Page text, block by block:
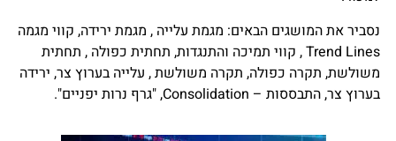
נסביר את המושגים הבאים: מגמת עלייה , מגמת ירידה, קווי מגמה
Trend Lines , קווי תמיכה והתנגדות, תחתית כפולה , תחתית
משולשת, תקרה כפולה, תקרה משולשת , עלייה בערוץ צר, ירידה
בערוץ צר, התבססות – Consolidation, "גרף נרות יפניים".